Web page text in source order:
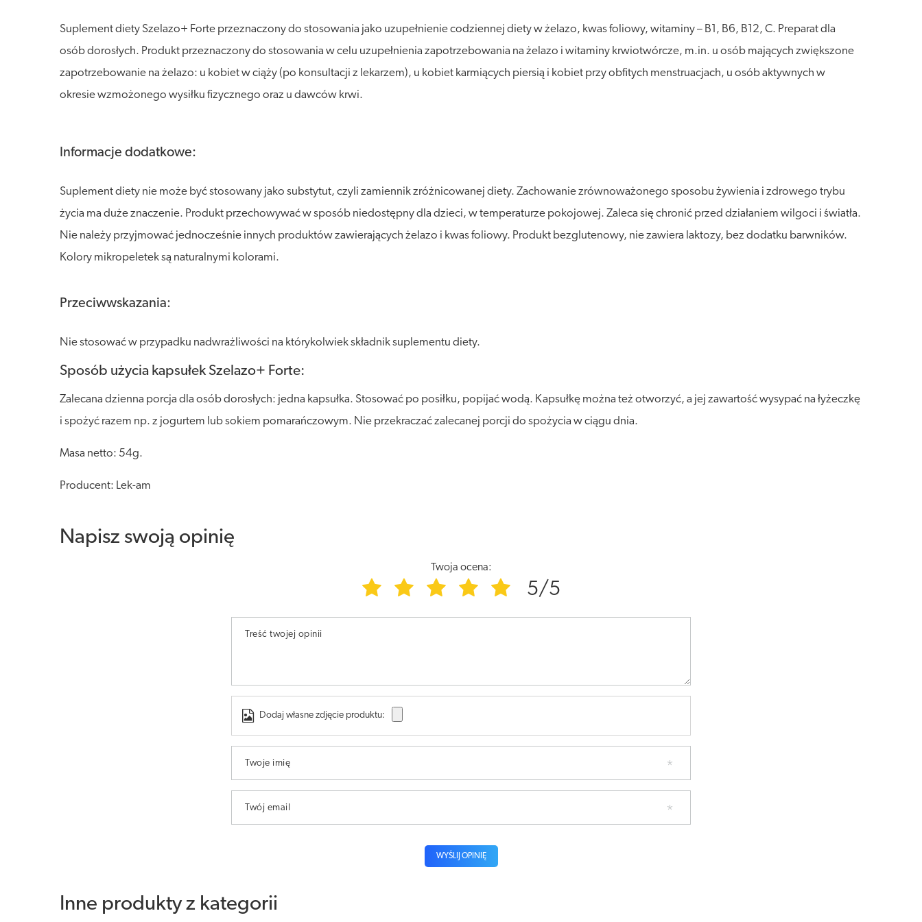
Suplement diety Szelazo+ Forte przeznaczony do stosowania jako uzupełnienie codziennej diety w żelazo, kwas foliowy, witaminy – B1, B6, B12, C. Preparat dla
osób dorosłych. Produkt przeznaczony do stosowania w celu uzupełnienia zapotrzebowania na żelazo i witaminy krwiotwórcze, m.in. u osób mających zwiększone
zapotrzebowanie na żelazo: u kobiet w ciąży (po konsultacji z lekarzem), u kobiet karmiących piersią i kobiet przy obfitych menstruacjach, u osób aktywnych w
okresie wzmożonego wysiłku fizycznego oraz u dawców krwi.
Informacje dodatkowe:
Suplement diety nie może być stosowany jako substytut, czyli zamiennik zróżnicowanej diety. Zachowanie zrównoważonego sposobu żywienia i zdrowego trybu
życia ma duże znaczenie. Produkt przechowywać w sposób niedostępny dla dzieci, w temperaturze pokojowej. Zaleca się chronić przed działaniem wilgoci i światła.
Nie należy przyjmować jednocześnie innych produktów zawierających żelazo i kwas foliowy. Produkt bezglutenowy, nie zawiera laktozy, bez dodatku barwników.
Kolory mikropeletek są naturalnymi kolorami.
Przeciwwskazania:
Nie stosować w przypadku nadwrażliwości na którykolwiek składnik suplementu diety.
Sposób użycia kapsułek Szelazo+ Forte:
Zalecana dzienna porcja dla osób dorosłych: jedna kapsułka. Stosować po posiłku, popijać wodą. Kapsułkę można też otworzyć, a jej zawartość wysypać na łyżeczkę
i spożyć razem np. z jogurtem lub sokiem pomarańczowym. Nie przekraczać zalecanej porcji do spożycia w ciągu dnia.
Masa netto: 54g.
Producent: Lek-am
Napisz swoją opinię
Twoja ocena:
5/5
Treść twojej opinii
Dodaj własne zdjęcie produktu:
Twoje imię
Twój email
WYŚLIJ OPINIĘ
Inne produkty z kategorii